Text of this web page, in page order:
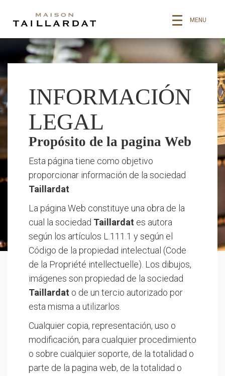
MENU
INFORMACIÓN
LEGAL
Propósito de la pagina Web
Esta página tiene como objetivo
proporcionar información de la sociedad
Taillardat
La página Web constituye una obra de la
cual la sociedad Taillardat es autora
según los artículos L.111.1 y según el
Código de la propiedad intelectual (Code
de la Propriété intellectuelle). Los dibujos,
imágenes son propiedad de la sociedad
Taillardat o de un tercio autorizado por
esta misma a utilizarlos.
Cualquier copia, representación, uso o
modificación, para cualquier procedimiento
o sobre cualquier soporte, de la totalidad o
parte de la pagina web, de la totalidad o